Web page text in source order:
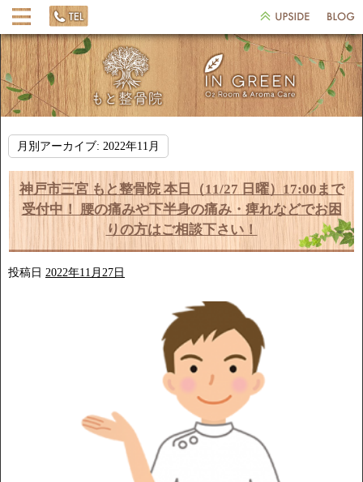
月別アーカイブ: 2022年11月
神戸市三宮 もと整骨院 本日（11/27 日曜）17:00まで
受付中！ 腰の痛みや下半身の痛み・痺れなどでお困
りの方はご相談下さい！
投稿日 2022年11月27日